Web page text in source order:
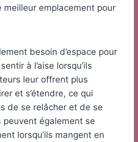
emplacement pour
besoin d’espace pour
à l’aise lorsqu’ils
leur offrent plus
et s’étendre, ce qui
de se relâcher et de se
peuvent également se
lorsqu’ils mangent en